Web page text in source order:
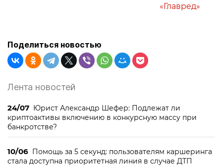
«Главред»
Поделиться новостью
Лента новостей
24/07 Юрист Александр Шефер: Подлежат ли
криптоактивы включению в конкурсную массу при
банкротстве?
10/06 Помощь за 5 секунд: пользователям каршеринга
стала доступна приоритетная линия в случае ДТП